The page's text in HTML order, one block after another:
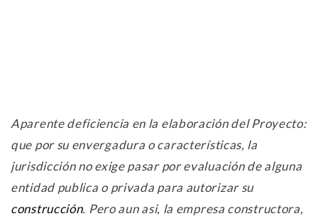
Aparente deficiencia en la elaboración del Proyecto:
que por su envergadura o características, la
jurisdicción no exige pasar por evaluación de alguna
entidad publica o privada para autorizar su
construcción. Pero aun asi, la empresa constructora,